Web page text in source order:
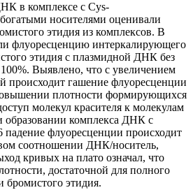
в комплексе с Cys-
носителями оценивали
этидия из комплексов. В
флуоресценцию интеркалирующего
этидия с плазмидной ДНК без
Выявлено, что с увеличением
происходит гашение флуоресценции
плотности формирующихся
молекул красителя к молекулам
комплекса ДНК с
падение флуоресценции происходит
соотношении ДНК/носитель,
кривых на плато означал, что
достаточной для полного
бромистого этидия.